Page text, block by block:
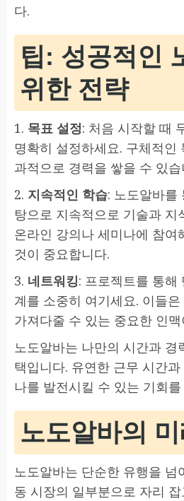
다.
팁: 성공적인
위한 전략
1. 목표 설정: 처음 시작할 때
명확히 설정하세요. 구체적인
과적으로 경력을 쌓을 수 있습
2. 지속적인 학습: 노도알바를
탕으로 지속적으로 기술과 지
온라인 강의나 세미나에 참여
것이 중요합니다.
3. 네트워킹: 프로젝트를 통해
계를 소중히 여기세요. 이들
가져다줄 수 있는 중요한 인
노도알바는 나만의 시간과 경
택입니다. 유연한 근무 시간
나를 발전시킬 수 있는 기회
노도알바의
노도알바는 단순한 유행을 넘
동 시장의 일부분으로 자리